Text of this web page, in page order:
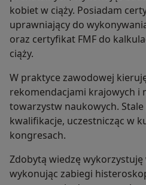
kobiet w ciąży. Posiadam
uprawniający do
oraz certyfikat FMF do
ciąży.
W praktyce zawodowej
rekomendacjami krajowych i
towarzystw naukowych.
kwalifikacje, uczestnicząc w
kongresach.
Zdobytą wiedzę wykorzystuję
wykonując zabiegi